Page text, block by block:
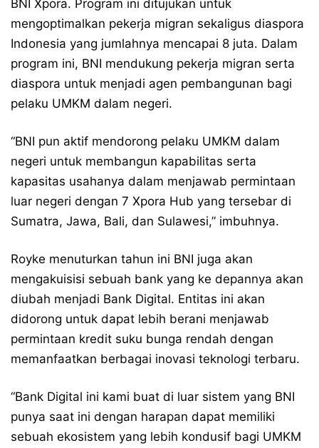
BNI Xpora. Program ini ditujukan untuk
mengoptimalkan pekerja migran sekaligus diaspora
Indonesia yang jumlahnya mencapai 8 juta. Dalam
program ini, BNI mendukung pekerja migran serta
diaspora untuk menjadi agen pembangunan bagi
pelaku UMKM dalam negeri.
“BNI pun aktif mendorong pelaku UMKM dalam
negeri untuk membangun kapabilitas serta
kapasitas usahanya dalam menjawab permintaan
luar negeri dengan 7 Xpora Hub yang tersebar di
Sumatra, Jawa, Bali, dan Sulawesi,” imbuhnya.
Royke menuturkan tahun ini BNI juga akan
mengakuisisi sebuah bank yang ke depannya akan
diubah menjadi Bank Digital. Entitas ini akan
didorong untuk dapat lebih berani menjawab
permintaan kredit suku bunga rendah dengan
memanfaatkan berbagai inovasi teknologi terbaru.
“Bank Digital ini kami buat di luar sistem yang BNI
punya saat ini dengan harapan dapat memiliki
sebuah ekosistem yang lebih kondusif bagi UMKM